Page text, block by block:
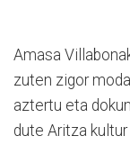
Amasa
zuten zigor
aztertu eta
dute Aritza